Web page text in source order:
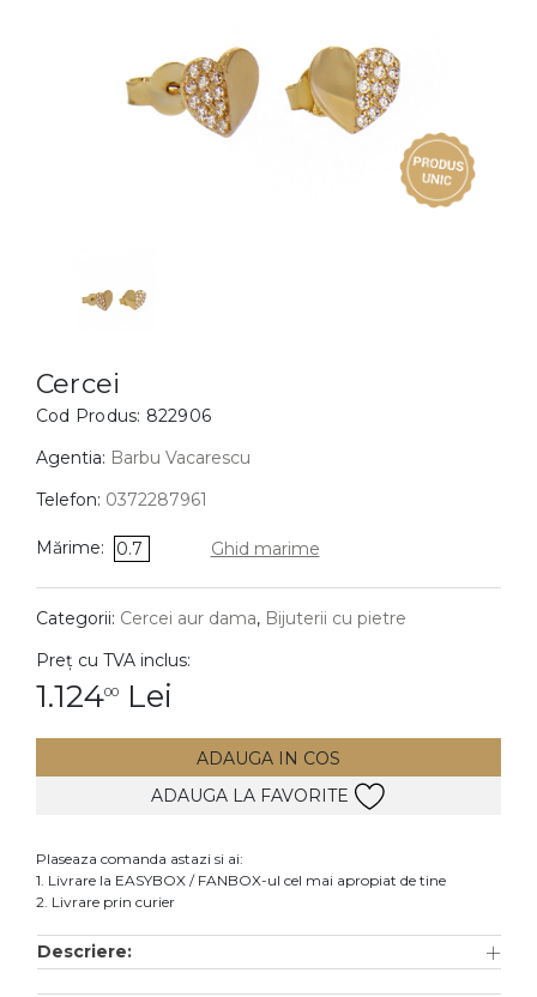
BIJUTERII COPII
Cercei
Bratari
Coliere
Lanturi
Pandantive
DIAMANTE Vezi toate
Cercei
Accesorii
Cercei
Cod Produs: 822906
Agentia: Barbu Vacarescu
Telefon: 0372287961
Mărime: 0.7 Ghid marime
Categorii: Cercei aur dama, Bijuterii cu pietre
Preț cu TVA inclus:
1.12400 Lei
ADAUGA IN COS
ADAUGA LA FAVORITE
Plaseaza comanda astazi si ai:
1. Livrare la EASYBOX / FANBOX-ul cel mai apropiat de tine
2. Livrare prin curier
Descriere: